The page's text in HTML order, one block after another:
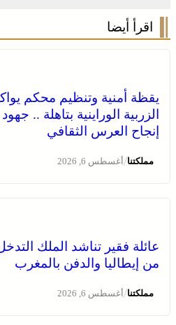
اقرأ أيضا
يقظة أمنية وتنظيم محكم
الزربية الوراينية بتاهلة ..
إنجاح العرس الثقافي
مملكتنا/أغسطس 6, 2026
عائلة فقير تناشد الملك
من إيطاليا والدفن بالمغرب
مملكتنا/أغسطس 6, 2026